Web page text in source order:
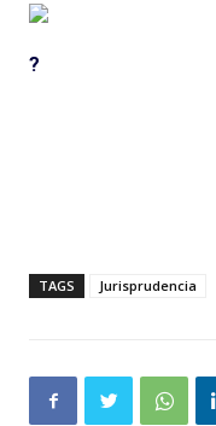
?
TAGS Jurisprudencia